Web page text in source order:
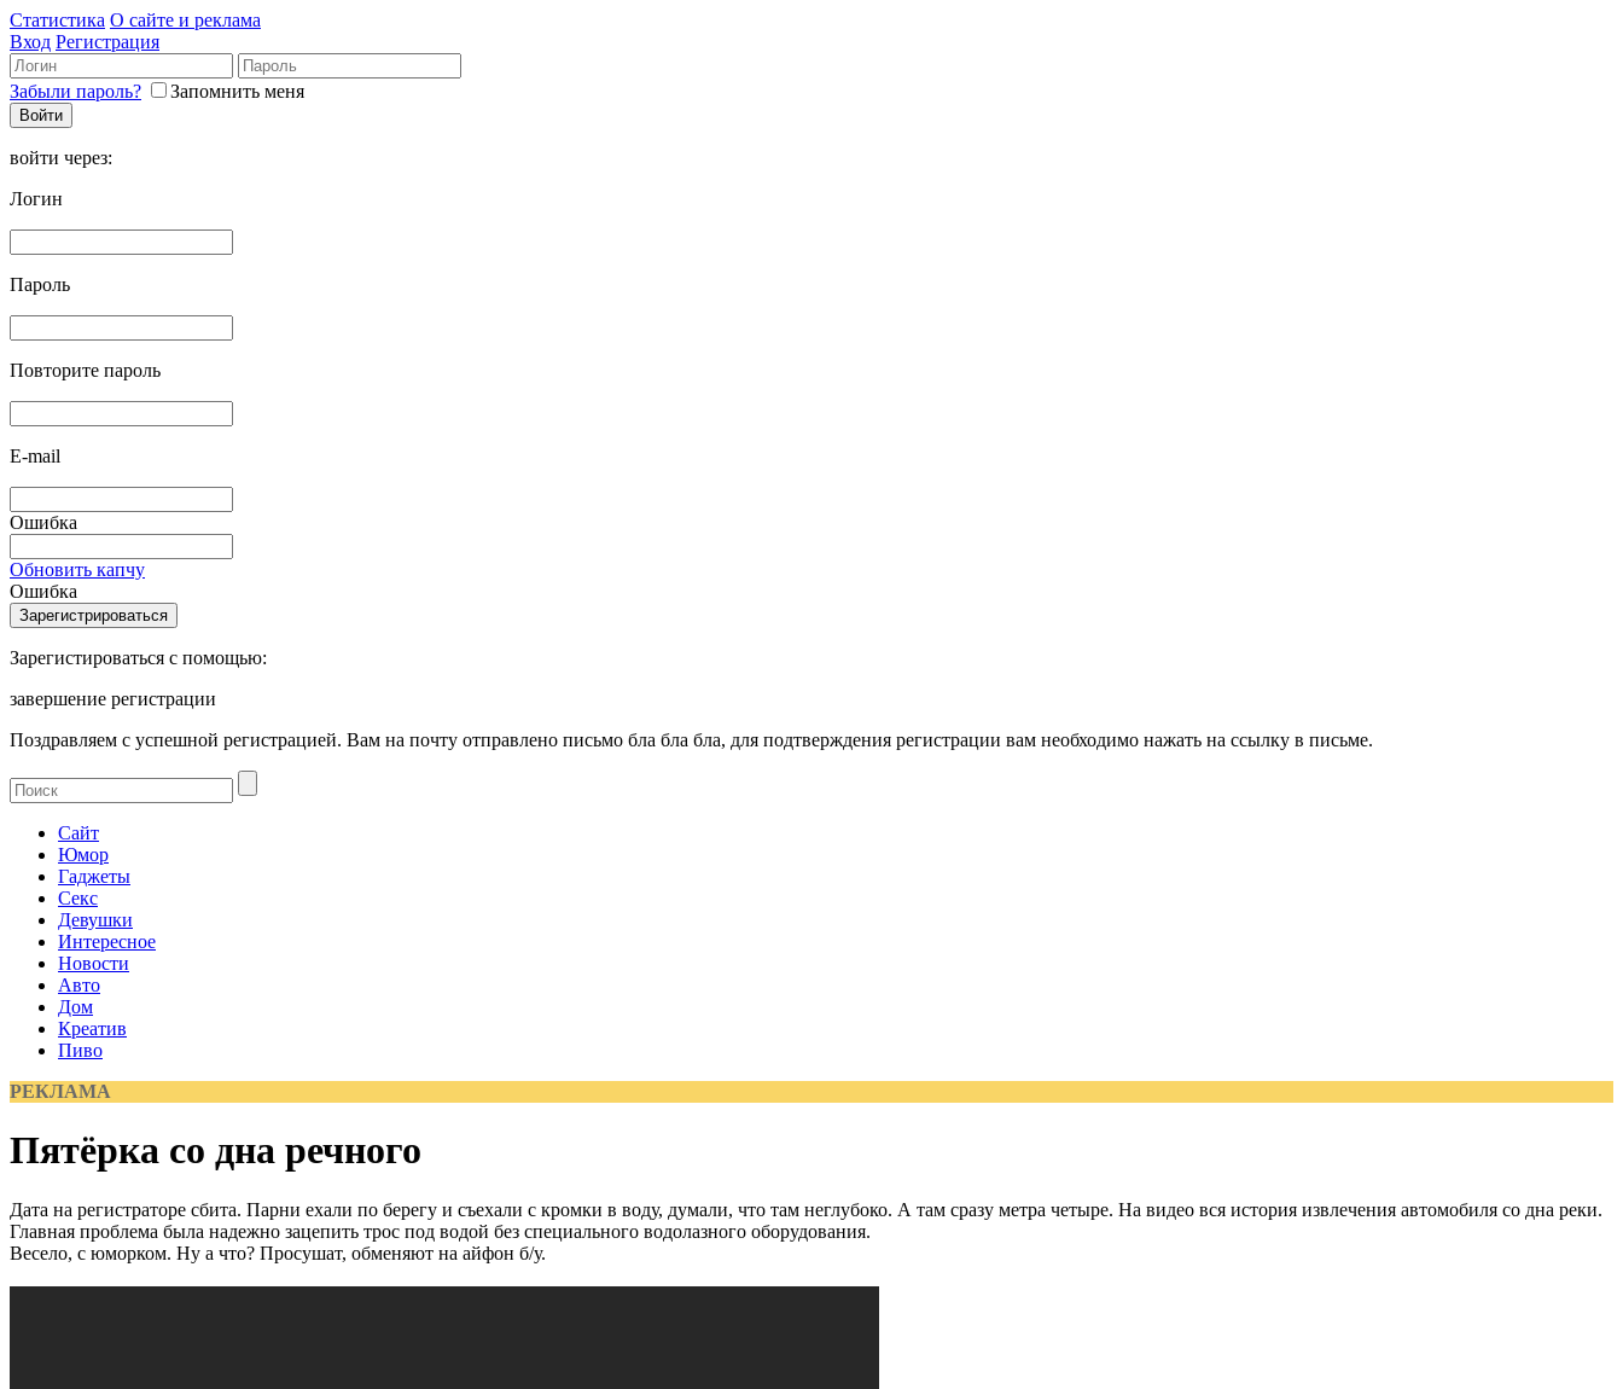
Статистика О сайте и реклама
Вход Регистрация
Забыли пароль? Запомнить меня
войти через:
Логин
Пароль
Повторите пароль
E-mail
Ошибка
Обновить капчу
Ошибка
Зарегистироваться с помощью:
завершение регистрации
Поздравляем с успешной регистрацией. Вам на почту отправлено письмо бла бла бла, для подтверждения регистрации вам необходимо нажать на ссылку в письме.
Сайт
Юмор
Гаджеты
Секс
Девушки
Интересное
Новости
Авто
Дом
Креатив
Пиво
РЕКЛАМА
Пятёрка со дна речного
Дата на регистраторе сбита. Парни ехали по берегу и съехали с кромки в воду, думали, что там неглубоко. А там сразу метра четыре. На видео вся история извлечения автомобиля со дна реки.
Главная проблема была надежно зацепить трос под водой без специального водолазного оборудования.
Весело, с юморком. Ну а что? Просушат, обменяют на айфон б/у.